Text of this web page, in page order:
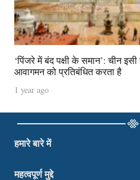
‘पिंजरे में बंद पक्षी के समान’: चीन
आवागमन को प्रतिबंधित करता है
1 year ago
हमारे बारे में
महत्वपूर्ण मुद्दे